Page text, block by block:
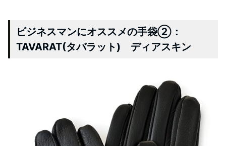
ビジネスマンにオススメの手袋②：
TAVARAT(タバラット) ディアスキン